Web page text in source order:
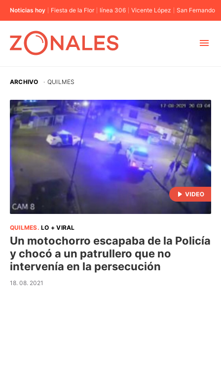
Noticias hoy Fiesta de la Flor línea 306 Vicente López San Fernando
CABA
BUENOS AIRES
ELECCIONES 2023
ARCHIVO · QUILMES
QUILMES.LO + VIRAL
Un motochorro escapaba de la Policía
y chocó a un patrullero que no
intervenía en la persecución
18. 08. 2021